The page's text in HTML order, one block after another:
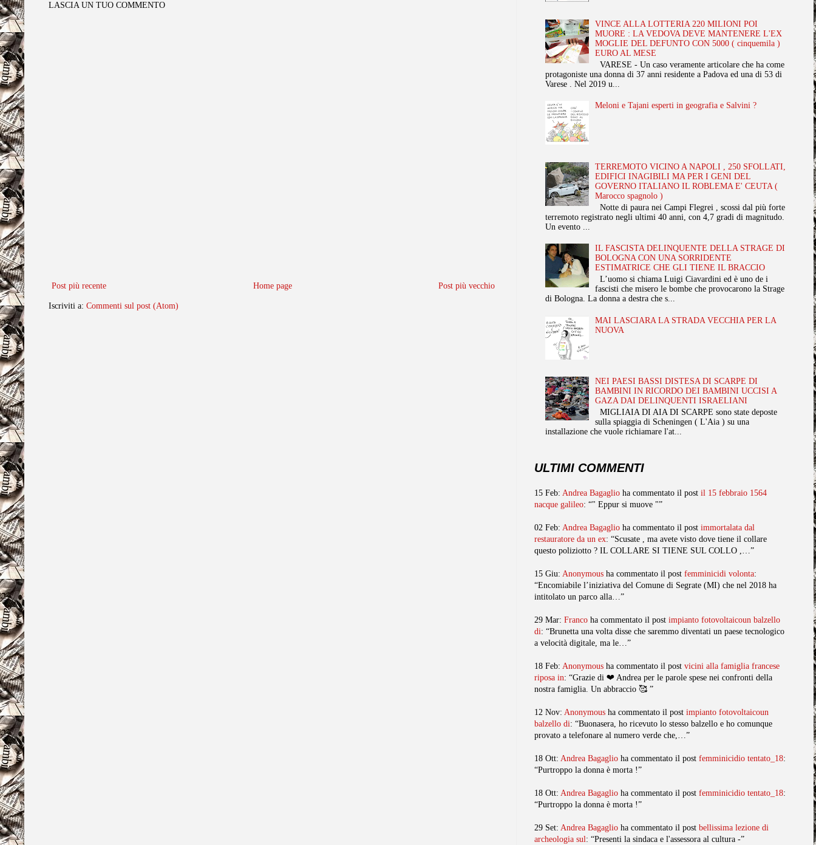
LASCIA UN TUO COMMENTO
Post più recente Post più vecchio
Home page
Iscriviti a: Commenti sul post (Atom)
VINCE ALLA LOTTERIA 220 MILIONI POI
MUORE : LA VEDOVA DEVE MANTENERE L'EX
MOGLIE DEL DEFUNTO CON 5000 ( cinquemila )
EURO AL MESE
VARESE - Un caso veramente articolare che ha come
protagoniste una donna di 37 anni residente a Padova ed una di 53 di
Varese . Nel 2019 u...
Meloni e Tajani esperti in geografia e Salvini ?
TERREMOTO VICINO A NAPOLI , 250 SFOLLATI,
EDIFICI INAGIBILI MA PER I GENI DEL
GOVERNO ITALIANO IL ROBLEMA E' CEUTA (
Marocco spagnolo )
Notte di paura nei Campi Flegrei , scossi dal più forte
terremoto registrato negli ultimi 40 anni, con 4,7 gradi di magnitudo.
Un evento ...
IL FASCISTA DELINQUENTE DELLA STRAGE DI
BOLOGNA CON UNA SORRIDENTE
ESTIMATRICE CHE GLI TIENE IL BRACCIO
L’uomo si chiama Luigi Ciavardini ed è uno de i
fascisti che misero le bombe che provocarono la Strage
di Bologna. La donna a destra che s...
MAI LASCIARA LA STRADA VECCHIA PER LA
NUOVA
NEI PAESI BASSI DISTESA DI SCARPE DI
BAMBINI IN RICORDO DEI BAMBINI UCCISI A
GAZA DAI DELINQUENTI ISRAELIANI
MIGLIAIA DI AIA DI SCARPE sono state deposte
sulla spiaggia di Scheningen ( L'Aia ) su una
installazione che vuole richiamare l'at...
ULTIMI COMMENTI
15 Feb: Andrea Bagaglio ha commentato il post il 15 febbraio 1564
nacque galileo: “" Eppur si muove "”
02 Feb: Andrea Bagaglio ha commentato il post immortalata dal
restauratore da un ex: “Scusate , ma avete visto dove tiene il collare
questo poliziotto ? IL COLLARE SI TIENE SUL COLLO ,…”
15 Giu: Anonymous ha commentato il post femminicidi volonta:
“Encomiabile l’iniziativa del Comune di Segrate (MI) che nel 2018 ha
intitolato un parco alla…”
29 Mar: Franco ha commentato il post impianto fotovoltaicoun balzello
di: “Brunetta una volta disse che saremmo diventati un paese tecnologico
a velocità digitale, ma le…”
18 Feb: Anonymous ha commentato il post vicini alla famiglia francese
riposa in: “Grazie di ❤️ Andrea per le parole spese nei confronti della
nostra famiglia. Un abbraccio 🥰 ”
12 Nov: Anonymous ha commentato il post impianto fotovoltaicoun
balzello di: “Buonasera, ho ricevuto lo stesso balzello e ho comunque
provato a telefonare al numero verde che,…”
18 Ott: Andrea Bagaglio ha commentato il post femminicidio tentato_18:
“Purtroppo la donna è morta !”
18 Ott: Andrea Bagaglio ha commentato il post femminicidio tentato_18:
“Purtroppo la donna è morta !”
29 Set: Andrea Bagaglio ha commentato il post bellissima lezione di
archeologia sul : “Presenti la sindaca e l'assessora al cultura -”